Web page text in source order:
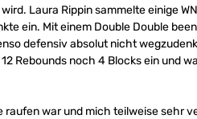
Laura Rippin sammelte einige
ein. Mit einem Double Double
defensiv absolut nicht
Rebounds noch 4 Blocks ein und
raufen war und mich teilweise sehr